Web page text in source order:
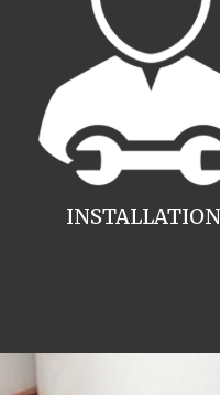
INSTALLATION